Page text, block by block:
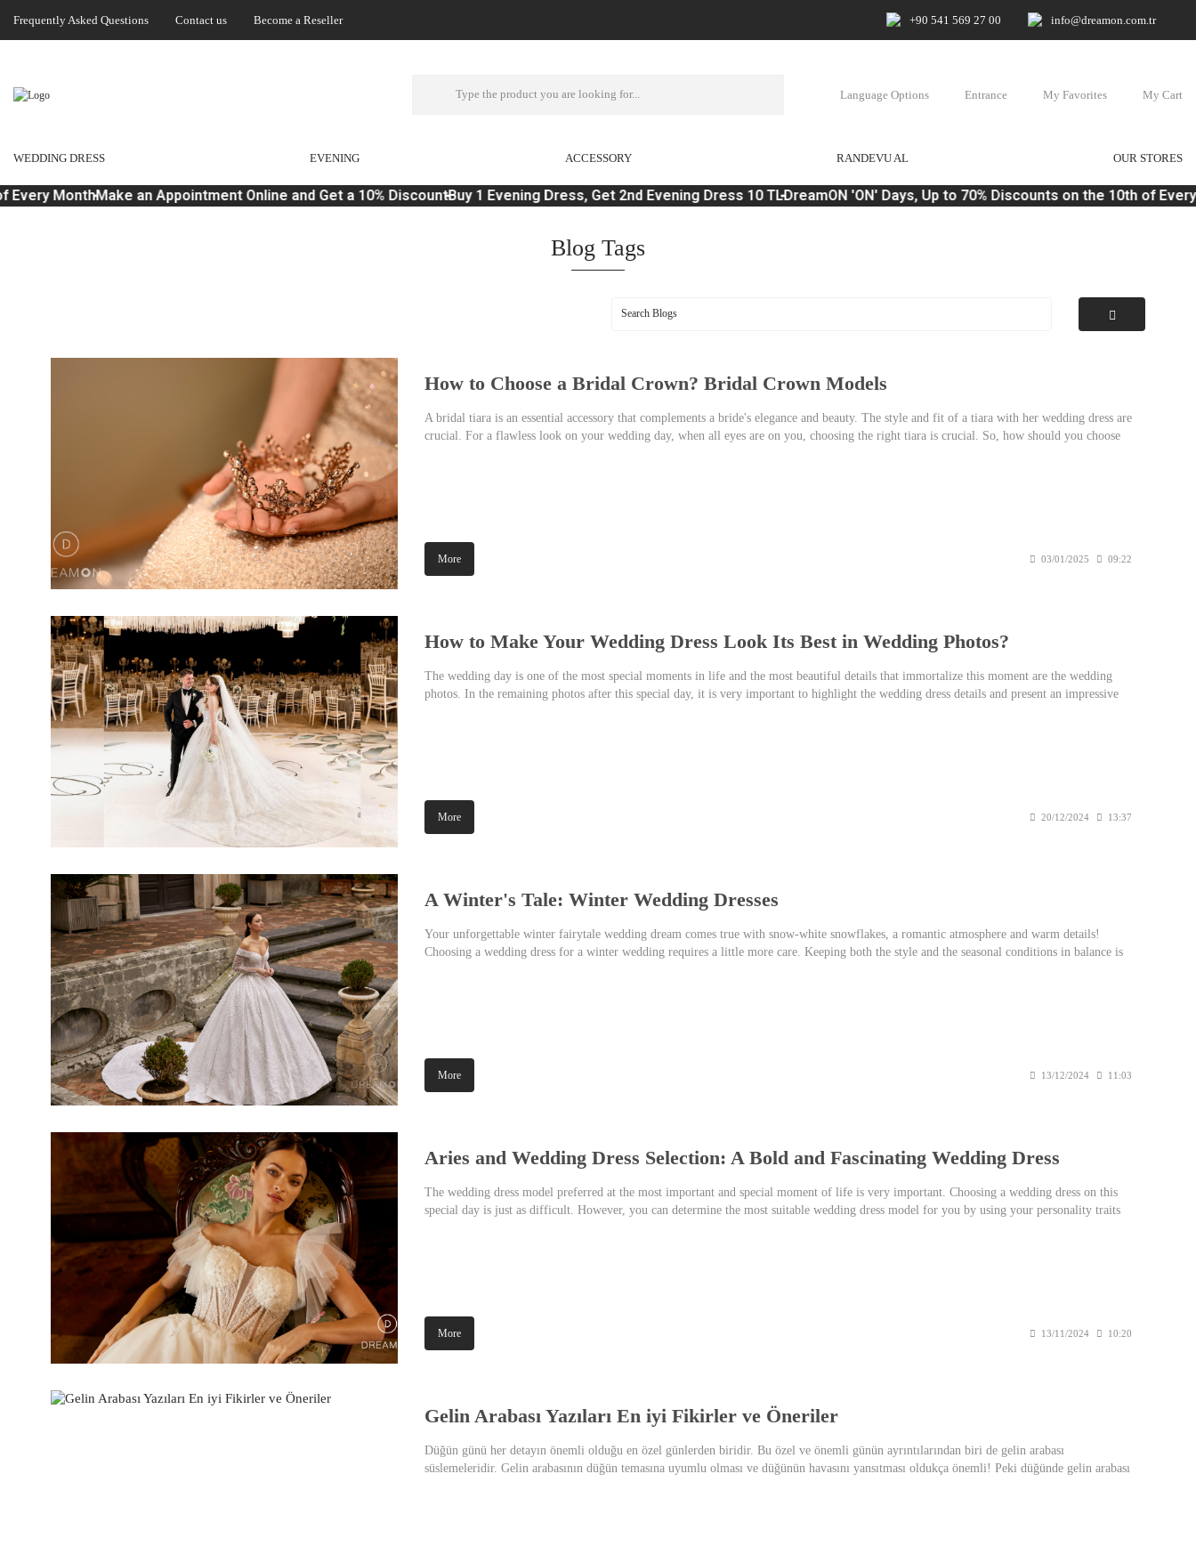
Frequently Asked Questions Contact us Become a Reseller +90 541 569 27 00 info@dreamon.com.tr
Language Options Entrance My Favorites My Cart
WEDDING DRESS EVENING ACCESSORY RANDEVU AL OUR STORES
MonthMake an Appointment Online and Get a 10% DiscountBuy 1 Evening Dress, Get 2nd Evening Dress 10 TLDreamON 'ON' Days, Up to 70% Discounts on the 10th of Every
Blog Tags
How to Choose a Bridal Crown? Bridal Crown Models
A bridal tiara is an essential accessory that complements a bride's elegance and beauty. The style and fit of a tiara with her wedding dress are
crucial. For a flawless look on your wedding day, when all eyes are on you, choosing the right tiara is crucial. So, how should you choose
More 03/01/2025 09:22
How to Make Your Wedding Dress Look Its Best in Wedding Photos?
The wedding day is one of the most special moments in life and the most beautiful details that immortalize this moment are the wedding
photos. In the remaining photos after this special day, it is very important to highlight the wedding dress details and present an impressive
More 20/12/2024 13:37
A Winter's Tale: Winter Wedding Dresses
Your unforgettable winter fairytale wedding dream comes true with snow-white snowflakes, a romantic atmosphere and warm details!
Choosing a wedding dress for a winter wedding requires a little more care. Keeping both the style and the seasonal conditions in balance is
More 13/12/2024 11:03
Aries and Wedding Dress Selection: A Bold and Fascinating Wedding Dress
The wedding dress model preferred at the most important and special moment of life is very important. Choosing a wedding dress on this
special day is just as difficult. However, you can determine the most suitable wedding dress model for you by using your personality traits
More 13/11/2024 10:20
Gelin Arabası Yazıları En iyi Fikirler ve Öneriler
Düğün günü her detayın önemli olduğu en özel günlerden biridir. Bu özel ve önemli günün ayrıntılarından biri de gelin arabası
süslemeleridir. Gelin arabasının düğün temasına uyumlu olması ve düğünün havasını yansıtması oldukça önemli! Peki düğünde gelin arabası